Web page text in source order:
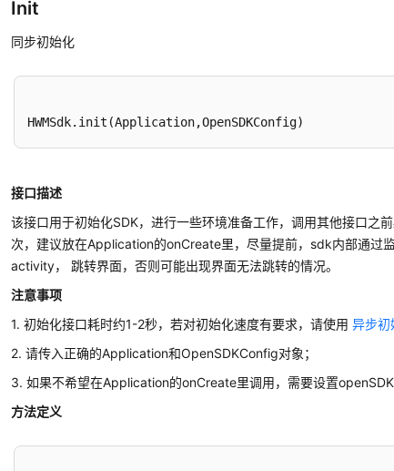
Init
同步初始化
接口描述
该接口用于初始化SDK，进行一些环境准备工作，调用其他接口之
次，建议放在Application的onCreate里，尽量提前，sdk内部通过
activity， 跳转界面，否则可能出现界面无法跳转的情况。
注意事项
1. 初始化接口耗时约1-2秒，若对初始化速度有要求，请使用异步初
2. 请传入正确的Application和OpenSDKConfig对象；
3. 如果不希望在Application的onCreate里调用，需要设置
方法定义